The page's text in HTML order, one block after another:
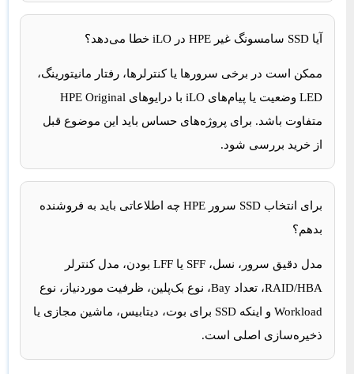
آیا SSD سامسونگ غیر HPE در iLO خطا می‌دهد؟
ممکن است در برخی سرورها یا کنترلرها، رفتار مانیتورینگ،
LED وضعیت یا پیام‌های iLO با درایوهای HPE Original
متفاوت باشد. برای پروژه‌های حساس باید این موضوع قبل
از خرید بررسی شود.
برای انتخاب SSD سرور HPE چه اطلاعاتی باید به فروشنده
بدهم؟
مدل دقیق سرور، نسل، SFF یا LFF بودن، مدل کنترلر
RAID/HBA، تعداد Bay، نوع بک‌پلین، ظرفیت موردنیاز، نوع
Workload و اینکه SSD برای بوت، دیتابیس، ماشین مجازی یا
ذخیره‌سازی اصلی است.